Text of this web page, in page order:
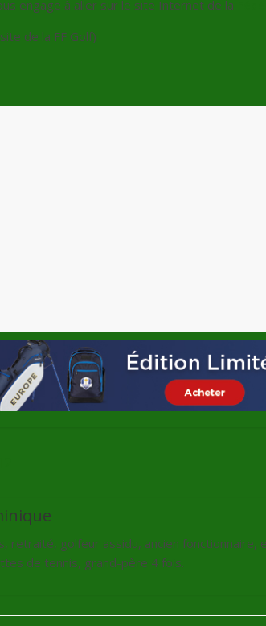
engage à aller sur le site Internet de la
de la FF Golf)
retraité, golfeur assidu, ancien
de tennis, grand-père 4 fois.